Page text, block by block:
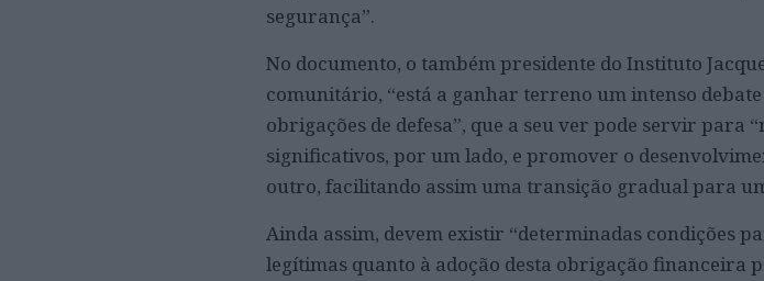
segurança”.
No documento, o também presidente do Instituto
comunitário, “está a ganhar terreno um intenso
obrigações de defesa”, que a seu ver pode servir
significativos, por um lado, e promover o
outro, facilitando assim uma transição gradual para
Ainda assim, devem existir “determinadas condições
legítimas quanto à adoção desta obrigação financeira